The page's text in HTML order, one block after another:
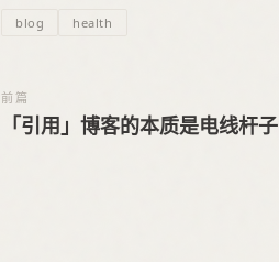
blog health
前篇
「引用」博客的本质是电线杆子